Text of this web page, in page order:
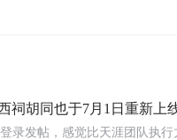
祠胡同也于7月1日重新上
录发帖，感觉比天涯团队执行